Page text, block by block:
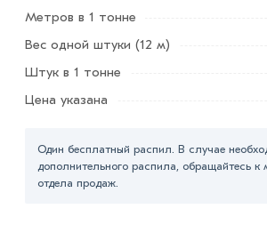
контактам указанным на сайте.
электросварная
в интернет-
профессиональные менеджеры
свяжутся с Вами для согласования
Метров в 1 тонне
Вес одной штуки (12 м)
Штук в 1 тонне
Цена указана
Один бесплатный распил. В случае
дополнительного распила, обращайтесь к
отдела продаж.